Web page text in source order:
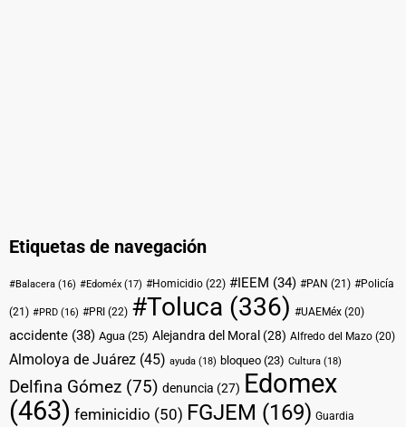
Etiquetas de navegación
#Balacera (16) #Edoméx (17) #Homicidio (22) #IEEM (34) #PAN (21) #Policía
(21) #PRD (16) #PRI (22) #Toluca (336) #UAEMéx (20)
accidente (38) Agua (25) Alejandra del Moral (28) Alfredo del Mazo (20)
Almoloya de Juárez (45) ayuda (18) bloqueo (23) Cultura (18)
Delfina Gómez (75) denuncia (27) Edomex
(463) feminicidio (50) FGJEM (169) Guardia